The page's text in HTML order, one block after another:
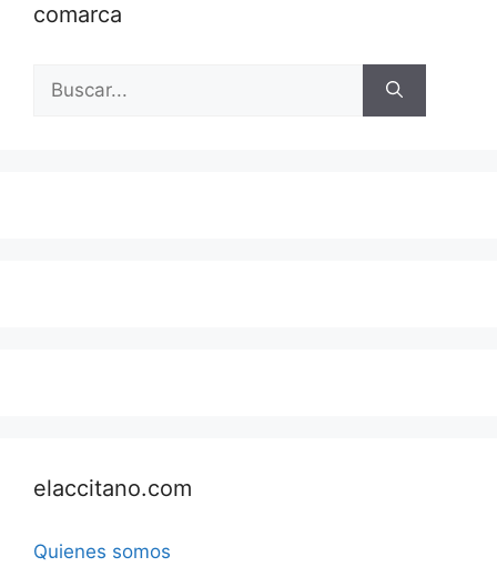
comarca
Buscar:
elaccitano.com
Quienes somos